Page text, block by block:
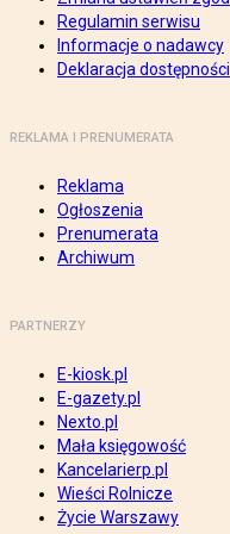
Regulamin serwisu
Informacje o nadawcy
Deklaracja dostępności
REKLAMA I PRENUMERATA
Reklama
Ogłoszenia
Prenumerata
Archiwum
PARTNERZY
E-kiosk.pl
E-gazety.pl
Nexto.pl
Mała księgowość
Kancelarierp.pl
Wieści Rolnicze
Życie Warszawy